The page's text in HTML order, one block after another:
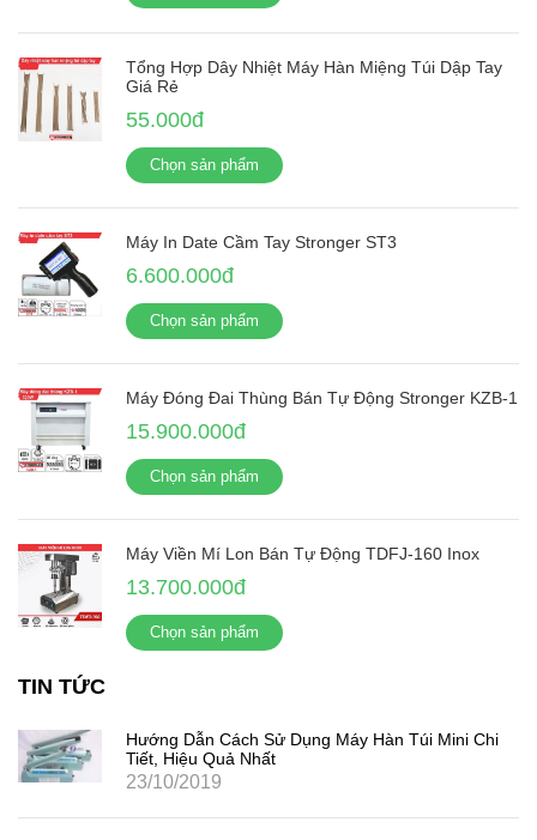
Tổng Hợp Dây Nhiệt Máy Hàn Miệng Túi Dập Tay
Giá Rẻ
55.000đ
Chọn sản phẩm
Máy In Date Cầm Tay Stronger ST3
6.600.000đ
Chọn sản phẩm
Máy Đóng Đai Thùng Bán Tự Động Stronger KZB-1
15.900.000đ
Chọn sản phẩm
Máy Viền Mí Lon Bán Tự Động TDFJ-160 Inox
13.700.000đ
Chọn sản phẩm
TIN TỨC
Hướng Dẫn Cách Sử Dụng Máy Hàn Túi Mini Chi
Tiết, Hiệu Quả Nhất
23/10/2019